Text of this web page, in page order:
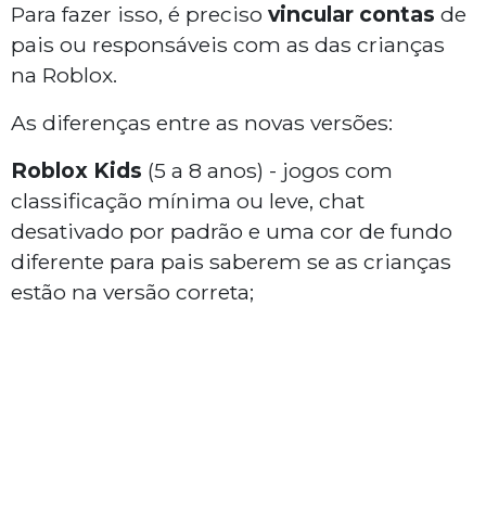
Para fazer isso, é preciso vincular contas de
pais ou responsáveis com as das crianças
na Roblox.
As diferenças entre as novas versões:
Roblox Kids (5 a 8 anos) - jogos com
classificação mínima ou leve, chat
desativado por padrão e uma cor de fundo
diferente para pais saberem se as crianças
estão na versão correta;